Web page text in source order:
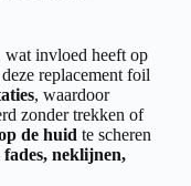
invloed heeft op
replacement foil
, waardoor
zonder trekken of
de huid te scheren
fades, neklijnen,